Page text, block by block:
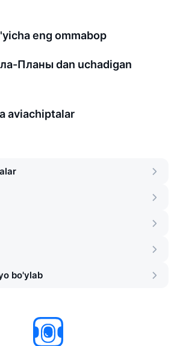
eng ommabop
Планы dan uchadigan
aviachiptalar
bo'ylab